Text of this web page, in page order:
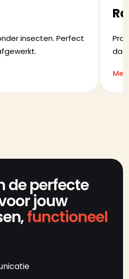
insecten. Perfect
de perfecte
jouw
functioneel